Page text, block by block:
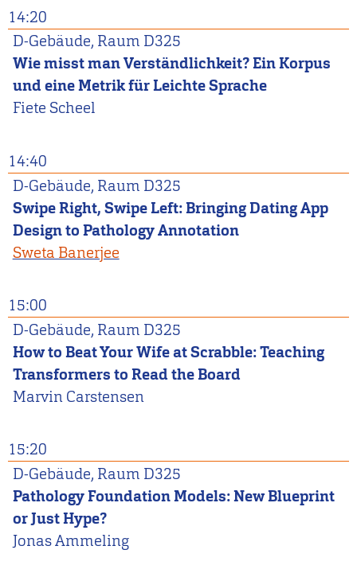
14:20
D-Gebäude, Raum D325
Wie misst man Verständlichkeit? Ein Korpus
und eine Metrik für Leichte Sprache
Fiete Scheel
14:40
D-Gebäude, Raum D325
Swipe Right, Swipe Left: Bringing Dating App
Design to Pathology Annotation
Sweta Banerjee
15:00
D-Gebäude, Raum D325
How to Beat Your Wife at Scrabble: Teaching
Transformers to Read the Board
Marvin Carstensen
15:20
D-Gebäude, Raum D325
Pathology Foundation Models: New Blueprint
or Just Hype?
JonasAmmeling